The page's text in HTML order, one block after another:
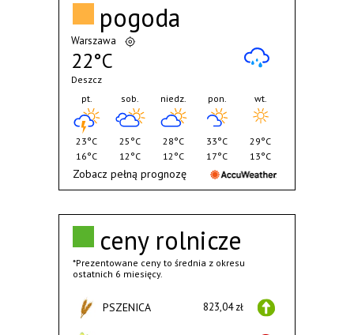
ceny rolnicze
*Prezentowane ceny to średnia z okresu
ostatnich 6 miesięcy.
PSZENICA 823,04 zł
pogoda
Warszawa
22°C
Deszcz
pt.
23°C
16°C
sob.
25°C
12°C
niedz.
28°C
12°C
pon.
33°C
17°C
wt.
29°C
13°C
Zobacz pełną prognozę